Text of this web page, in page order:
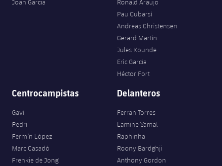
Joan Garcia
Ronald Araujo
Pau Cubarsí
Andreas Christensen
Gerard Martín
Jules Kounde
Eric García
Héctor Fort
Centrocampistas
Gavi
Pedri
Fermín López
Marc Casadó
Frenkie de Jong
Delanteros
Ferran Torres
Lamine Yamal
Raphinha
Roony Bardghji
Anthony Gordon